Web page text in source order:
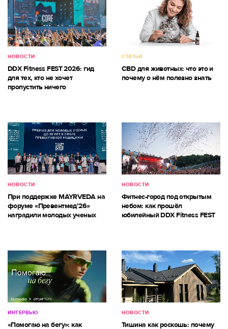
НОВОСТИ
DDX Fitness FEST 2026: гид
для тех, кто не хочет
пропустить ничего
СТАТЬИ
CBD для животных: что это и
почему о нём полезно знать
НОВОСТИ
При поддержке MAYRVEDA на
форуме «Превентмед’26»
наградили молодых ученых
НОВОСТИ
Фитнес-город под открытым
небом: как прошёл
юбилейный DDX Fitness FEST
ИНТЕРВЬЮ
«Помогаю на бегу»: как
НОВОСТИ
Тишина как роскошь: почему